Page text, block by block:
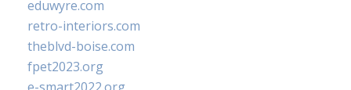
eduwyre.com
retro-interiors.com
theblvd-boise.com
fpet2023.org